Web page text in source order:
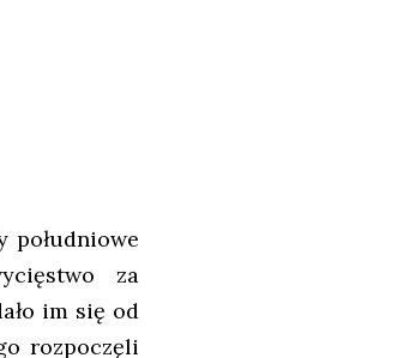
południowe
za
im się od
rozpoczęli